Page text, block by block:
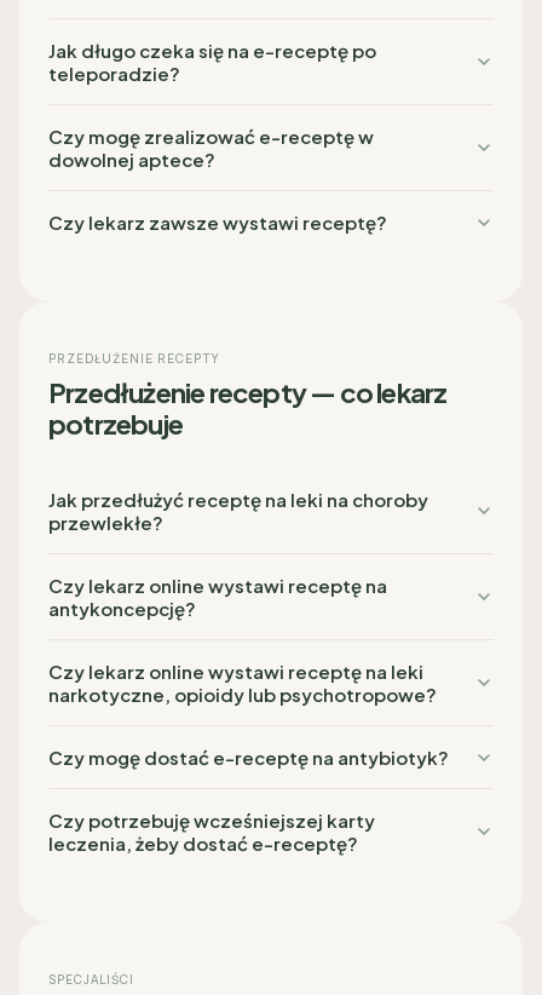
Jak długo czeka się na e-receptę po
teleporadzie?
Czy mogę zrealizować e-receptę w
dowolnej aptece?
Czy lekarz zawsze wystawi receptę?
PRZEDŁUŻENIE RECEPTY
Przedłużenie recepty — co lekarz
potrzebuje
Jak przedłużyć receptę na leki na choroby
przewlekłe?
Czy lekarz online wystawi receptę na
antykoncepcję?
Czy lekarz online wystawi receptę na leki
narkotyczne, opioidy lub psychotropowe?
Czy mogę dostać e-receptę na antybiotyk?
Czy potrzebuję wcześniejszej karty
leczenia, żeby dostać e-receptę?
SPECJALIŚCI